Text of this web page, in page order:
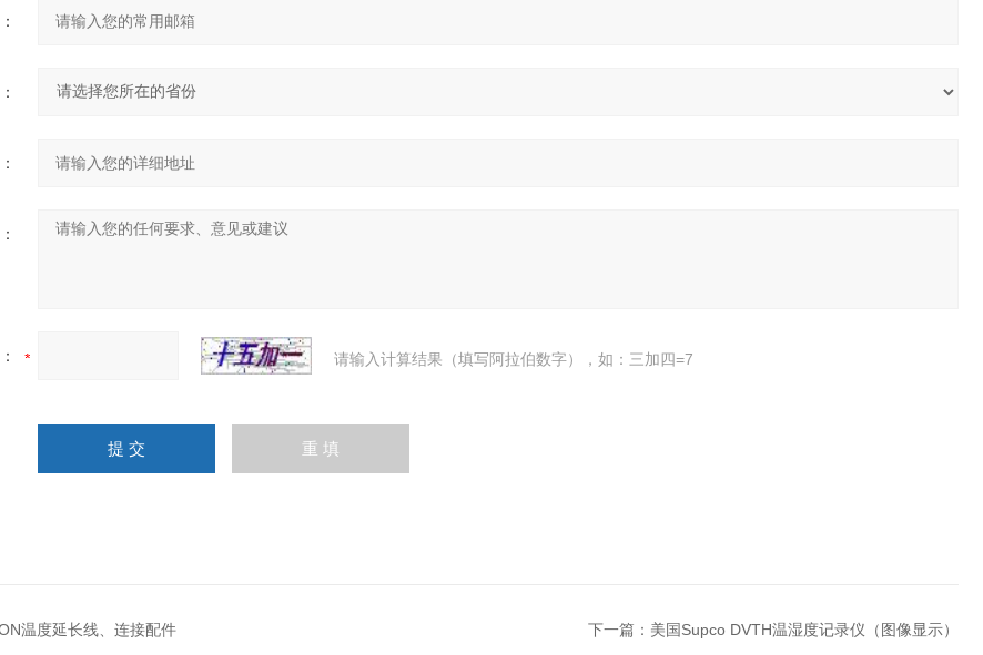
请输入计算结果（填写阿拉伯数字），如：三加四=7
温度延长线、连接配件 下一篇： 美国Supco DVTH温湿度记录仪（图像显示）